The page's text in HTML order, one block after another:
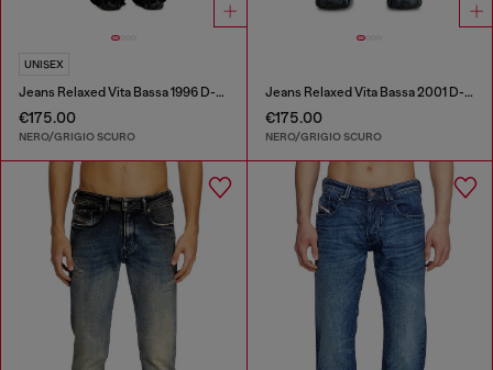
UNISEX
Jeans Relaxed Vita Bassa 1996 D-Sire
€175.00
NERO/GRIGIO SCURO
Jeans Relaxed Vita Bassa 2001 D-Macro
€175.00
NERO/GRIGIO SCURO